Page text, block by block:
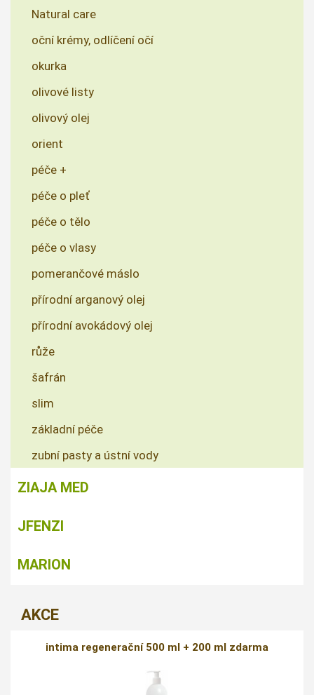
Natural care
oční krémy, odlíčení očí
okurka
olivové listy
olivový olej
orient
péče +
péče o pleť
péče o tělo
péče o vlasy
pomerančové máslo
přírodní arganový olej
přírodní avokádový olej
růže
šafrán
slim
základní péče
zubní pasty a ústní vody
ZIAJA MED
JFENZI
MARION
AKCE
intima regenerační 500 ml + 200 ml zdarma